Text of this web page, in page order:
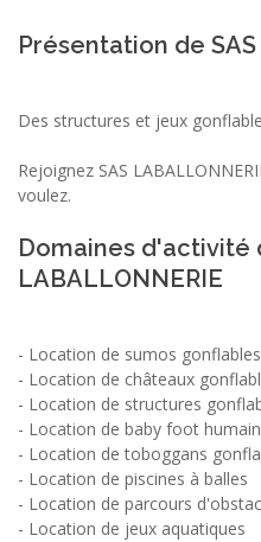
Présentation de
Des structures et jeux
Rejoignez SAS
voulez.
Domaines d'activité
LABALLONNERIE
- Location de sumos gonflables
- Location de châteaux
- Location de structures
- Location de baby foot humain
- Location de toboggans
- Location de piscines à balles
- Location de parcours
- Location de jeux aquatiques